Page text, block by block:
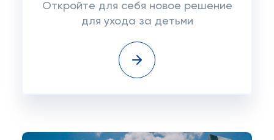
Откройте для себя новое решение
для ухода за детьми